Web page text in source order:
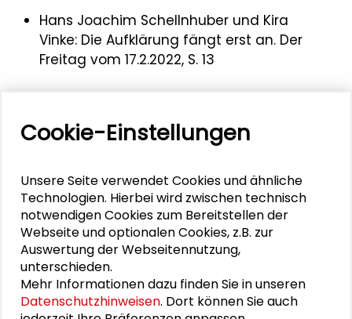
Hans Joachim Schellnhuber und Kira
Vinke: Die Aufklärung fängt erst an. Der
Freitag vom 17.2.2022, S. 13
Mehr zum Thema
Darmstädter Tage der Transformation 2026
(DTdT26)
DTdT26 | Demokratische Baukultur als kollektive
Praxis
DTdT26 | Straßenräume räumen? Perspektiven
für eine sozial-ökologische Transformation des
Cookie-Einstellungen
Unsere Seite verwendet Cookies und ähnliche
Technologien. Hierbei wird zwischen technisch
notwendigen Cookies zum Bereitstellen der
Webseite und optionalen Cookies, z.B. zur
Auswertung der Webseitennutzung,
unterschieden.
Mehr Informationen dazu finden Sie in unseren
Datenschutzhinweisen. Dort können Sie auch